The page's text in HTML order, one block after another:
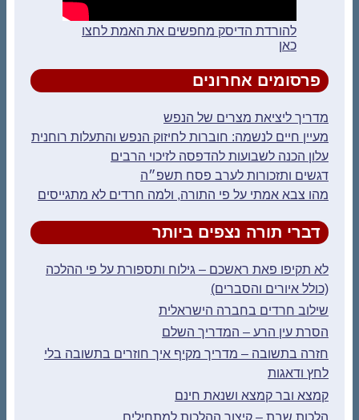
להורדת הדיסק מחפשים את האמת לחצו
כאן
פרסומים אחרונים
מדריך ליציאת מצרים של הנפש
מעיין חיים לנשמה: חוברות לחיזוק הנפש והתעלות רוחנית
עלון הכנה לשבועות להדפסה לזיכוי הרבים
דגשים ותזכורות לערב פסח תשפ״ה
מהו צבא אמתי על פי התורה, ולמה חרדים לא מתגייסים
דברי תורה נצפים ביותר
לא תקיפו פאת ראשכם – גילוח ותספורת על פי ההלכה
(כולל איורים והסברים)
שילוב חרדים בחברה הישראלית
הסרת עין הרע – המדריך השלם
חזרה בתשובה – מדריך מקיף איך חוזרים בתשובה בלי
לחץ ודאגות
קמצא ובר קמצא ושנאת חינם
הלכות שבת – קיצור ההלכות למתחילים